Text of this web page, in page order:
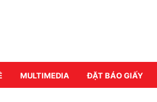
MULTIMEDIA ĐẶT BÁO GIẤY